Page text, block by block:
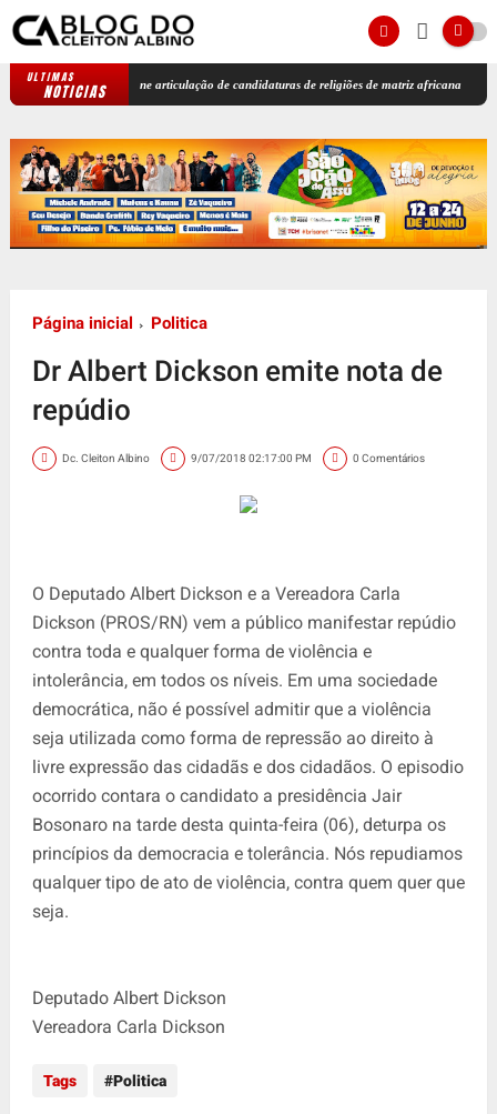
ULTIMAS
NOTICIAS
PSOL reúne articulação de candidaturas de religiões de matriz africana
Página inicial Politica
Dr Albert Dickson emite nota de
repúdio
Dc. Cleiton Albino 9/07/2018 02:17:00 PM 0 Comentários
O Deputado Albert Dickson e a Vereadora Carla
Dickson (PROS/RN) vem a público manifestar repúdio
contra toda e qualquer forma de violência e
intolerância, em todos os níveis. Em uma sociedade
democrática, não é possível admitir que a violência
seja utilizada como forma de repressão ao direito à
livre expressão das cidadãs e dos cidadãos. O episodio
ocorrido contara o candidato a presidência Jair
Bosonaro na tarde desta quinta-feira (06), deturpa os
princípios da democracia e tolerância. Nós repudiamos
qualquer tipo de ato de violência, contra quem quer que
seja.
Deputado Albert Dickson
Vereadora Carla Dickson
Tags Politica